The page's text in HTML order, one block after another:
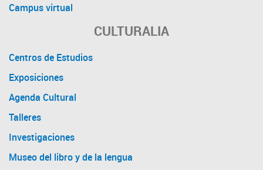
Campus virtual
CULTURALIA
Centros de Estudios
Exposiciones
Agenda Cultural
Talleres
Investigaciones
Museo del libro y de la lengua